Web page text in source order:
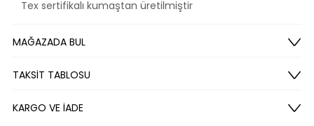
Tex sertifikalı kumaştan üretilmiştir
MAĞAZADA BUL
TAKSİT TABLOSU
KARGO VE İADE